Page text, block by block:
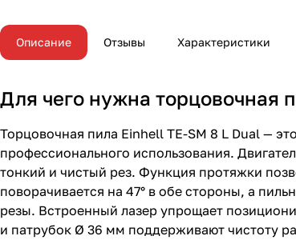
Описание Отзывы Характеристики
Для чего нужна торцовочная
Торцовочная пила Einhell TE-SM 8 L Dual —
профессионального использования.
тонкий и чистый рез. Функция протяжки
поворачивается на 47° в обе стороны, а
резы. Встроенный лазер упрощает
и патрубок Ø 36 мм поддерживают чистоту